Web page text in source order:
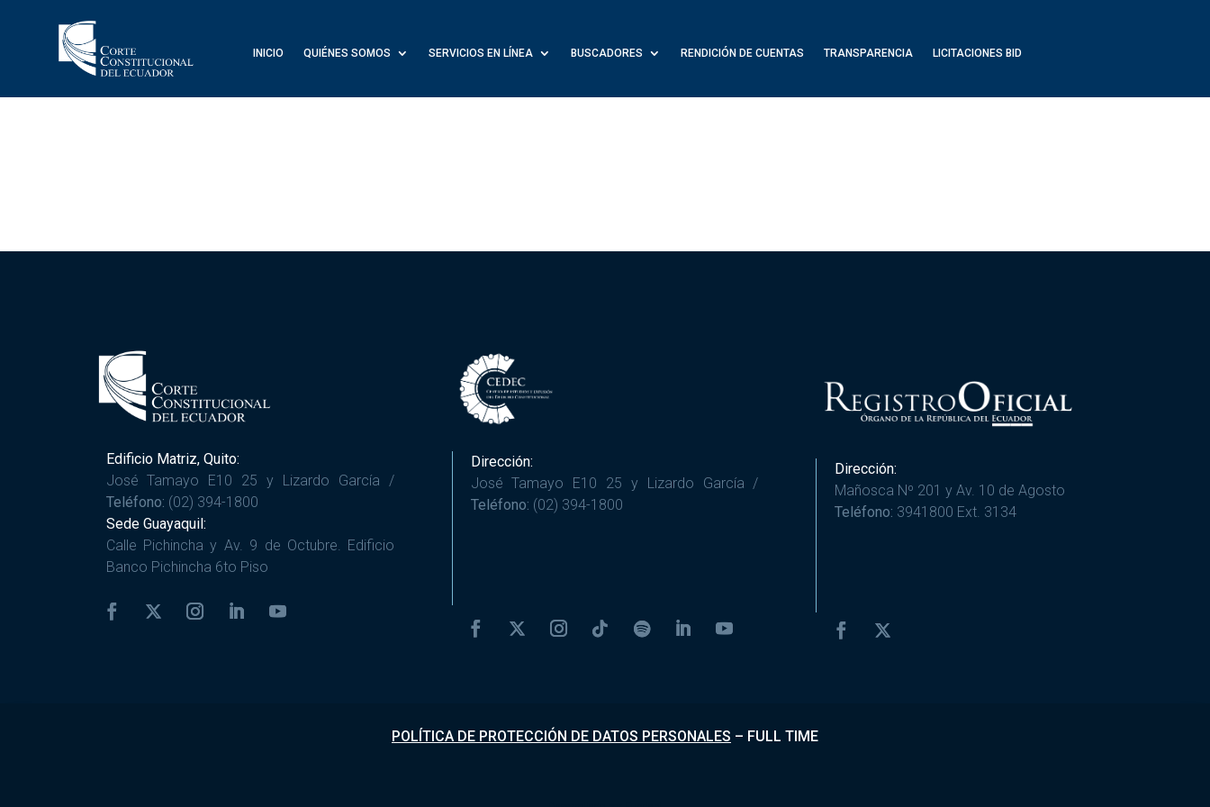
INICIO QUIÉNES SOMOS SERVICIOS EN LÍNEA BUSCADORES RENDICIÓN DE CUENTAS TRANSPARENCIA LICITACIONES BID
Edificio Matriz, Quito:
José Tamayo E10 25 y Lizardo García /
Teléfono: (02) 394-1800
Sede Guayaquil:
Calle Pichincha y Av. 9 de Octubre. Edificio
Banco Pichincha 6to Piso
Dirección:
José Tamayo E10 25 y Lizardo García /
Teléfono: (02) 394-1800
Dirección:
Mañosca Nº 201 y Av. 10 de Agosto
Teléfono: 3941800 Ext. 3134
POLÍTICA DE PROTECCIÓN DE DATOS PERSONALES – FULL TIME